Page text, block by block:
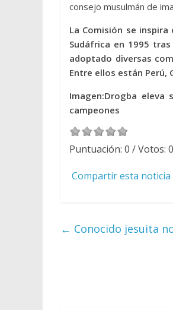
consejo musulmán de
La Comisión se
Sudáfrica en 1995
adoptado diversas
Entre ellos están Perú,
Imagen:Drogba
campeones
Puntuación: 0 / Votos: 0
Compartir esta noticia
← Conocido jesuita